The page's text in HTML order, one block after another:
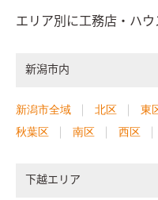
エリア別に工務店・ハ
新潟市内
新潟市全域 北区 東
秋葉区
南区 西区
下越エリア